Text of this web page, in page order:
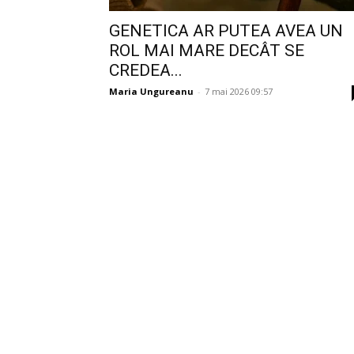
GENETICA AR PUTEA AVEA UN
ROL MAI MARE DECÂT SE
CREDEA...
Maria Ungureanu - 7 mai 2026 09:57